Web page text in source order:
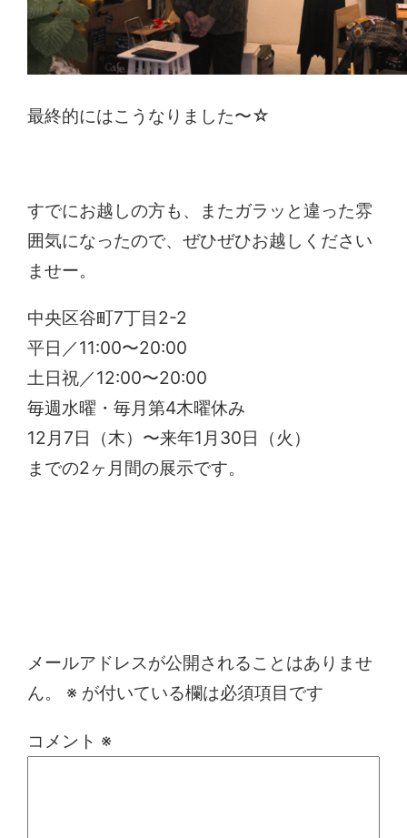
最終的にはこうなりました〜☆
すでにお越しの方も、またガラッと違った雰
囲気になったので、ぜひぜひお越しください
ませー。
中央区谷町7丁目2-2
平日／11:00〜20:00
土日祝／12:00〜20:00
毎週水曜・毎月第4木曜休み
12月7日（木）〜来年1月30日（火）
までの2ヶ月間の展示です。
メールアドレスが公開されることはありませ
ん。
※ が付いている欄は必須項目です
コメント ※